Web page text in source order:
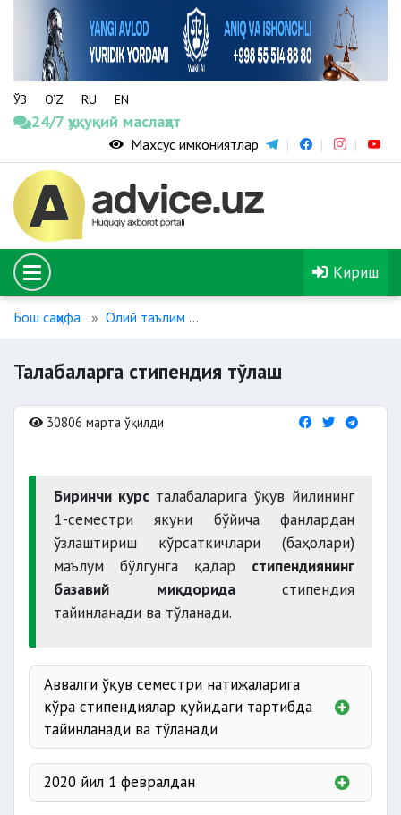
ЎЗ O‘Z RU EN
24/7 ҳуқуқий маслаҳат
Махсус имкониятлар
Кириш
Бош саҳифа Олий таълим
Талабаларга стипендия тўлаш
30806 марта ўқилди
Биринчи курс талабаларига ўқув йилининг
1-семестри якуни бўйича фанлардан
ўзлаштириш кўрсаткичлари (баҳолари)
маълум бўлгунга қадар стипендиянинг
базавий миқдорида стипендия
тайинланади ва тўланади.
Аввалги ўқув семестри натижаларига
кўра стипендиялар қуйидаги тартибда
тайинланади ва тўланади
86 балл ва ундан юқори
2020 йил 1 февралдан